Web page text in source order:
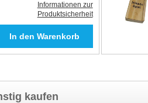
Informationen zur
Produktsicherheit
kaufen